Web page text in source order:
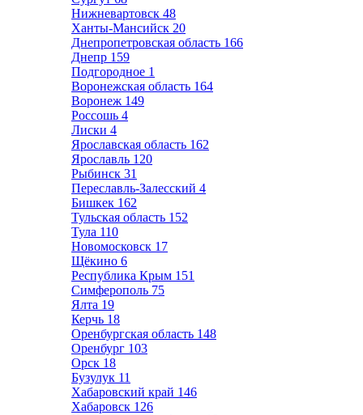
Нижневартовск 48
Ханты-Мансийск 20
Днепропетровская область 166
Днепр 159
Подгородное 1
Воронежская область 164
Воронеж 149
Россошь 4
Лиски 4
Ярославская область 162
Ярославль 120
Рыбинск 31
Переславль-Залесский 4
Бишкек 162
Тульская область 152
Тула 110
Новомосковск 17
Щёкино 6
Республика Крым 151
Симферополь 75
Ялта 19
Керчь 18
Оренбургская область 148
Оренбург 103
Орск 18
Бузулук 11
Хабаровский край 146
Хабаровск 126